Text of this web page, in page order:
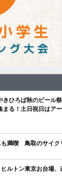
きひろば秋のビール
まる！土日祝日はア
満喫 鳥取のサイク
ルトン東京お台場、